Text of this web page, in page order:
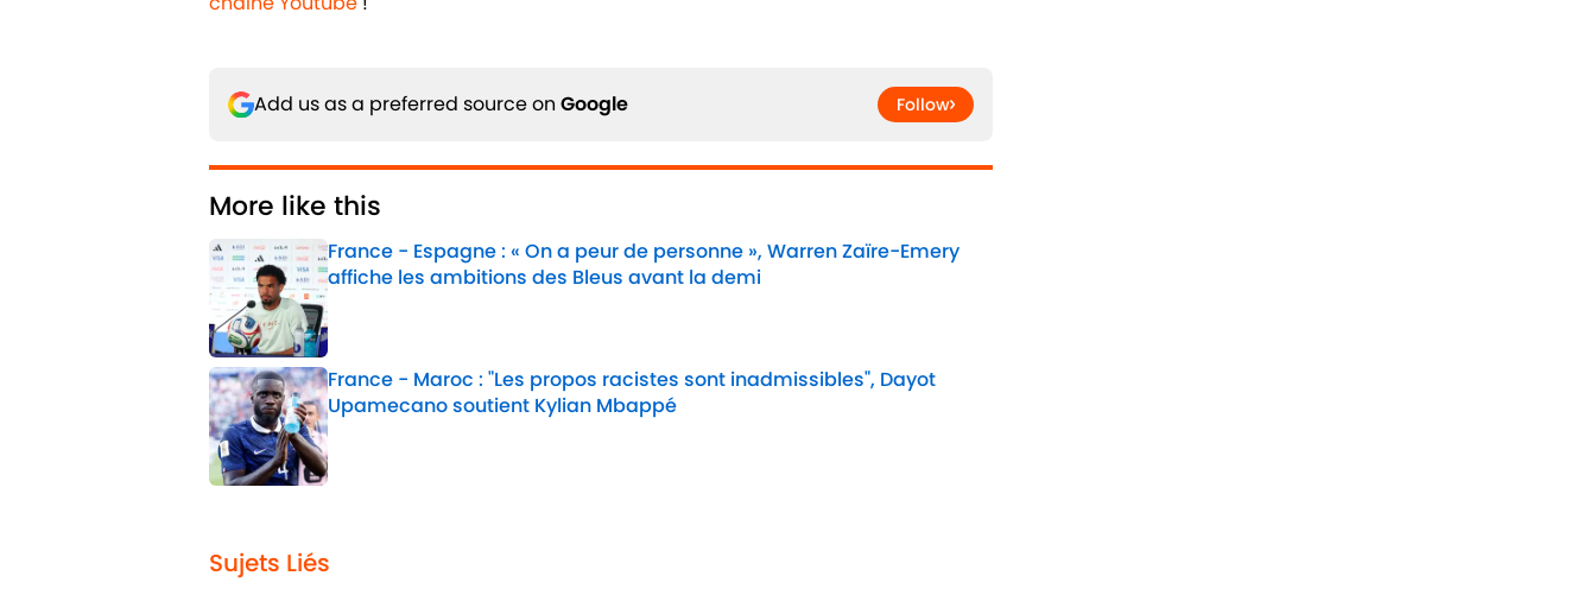
Add us as a preferred source on Google Follow
More like this
France - Espagne : « On a peur de personne », Warren Zaïre-Emery
affiche les ambitions des Bleus avant la demi
France - Maroc : "Les propos racistes sont inadmissibles", Dayot
Upamecano soutient Kylian Mbappé
Published by on Invalid Date
Sujets Liés